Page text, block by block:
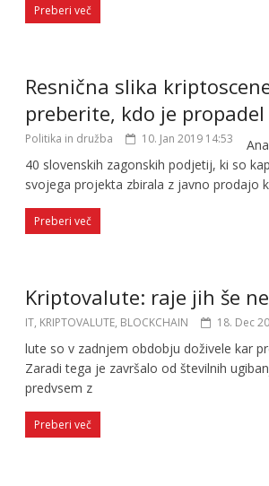
Preberi več
Resnična slika
preberite, kdo je propadel
Politika in družba 10. Jan 2019 14:53
40 slovenskih zagonskih podjetij, ki so
svojega projekta zbirala z javno prodajo
Preberi več
Kriptovalute: raje jih še
IT, KRIPTOVALUTE, BLOCKCHAIN 18. Dec
lute so v zadnjem obdobju doživele kar
Zaradi tega je završalo od številnih
predvsem z
Preberi več